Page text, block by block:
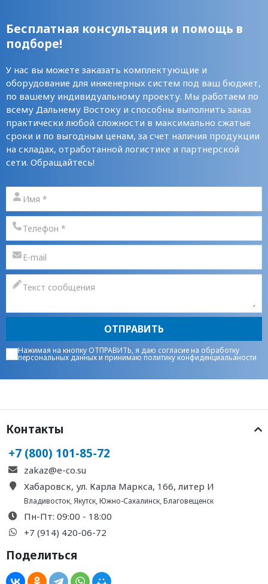
Бесплатная консультация и помощь в
подборе!
У нас вы можете заказать комплектующие и
оборудование для инженерных систем под ваш бюджет,
по вашему индивидуальному проекту. Мы работаем по
всему Дальнему Востоку и способны выполнить заказ
практически любой сложности в максимально сжатые
сроки и по выгодным ценам, за счет наличия продукции
на складах, отработанной логистике и партнерской
сети. Обращайтесь!
ОТПРАВИТЬ
Нажимая на кнопку ОТПРАВИТЬ, я даю согласие на обработку
персональных данныхи принимаюполитику конфиденциальаности
Контакты
+7 (800) 101-85-72
zakaz@e-co.su
Хабаровск, ул. Карла Маркса, 166, литер И
Владивосток,Якутск,Южно-Сахалинск,Благовещенск
Пн-Пт: 09:00 - 18:00
+7 (914) 420-06-72
Поделиться